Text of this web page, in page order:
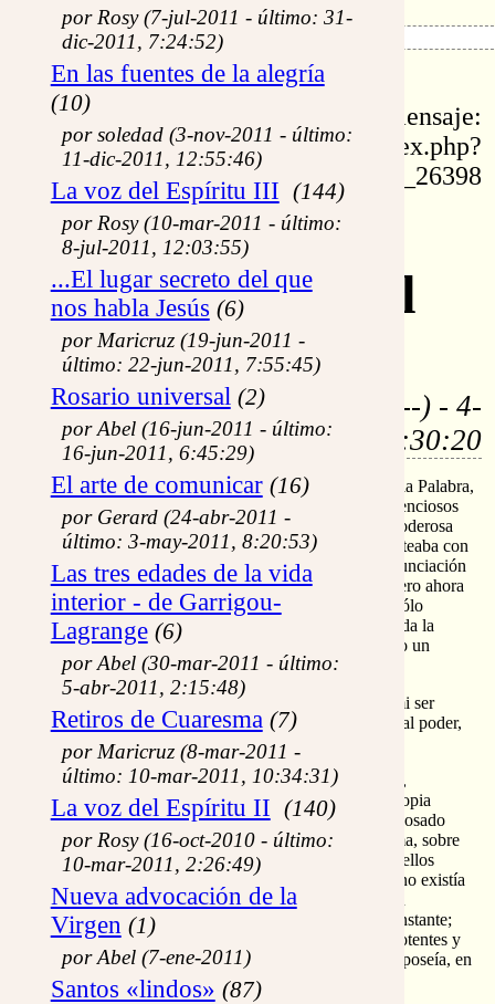
por Rosy (7-jul-2011 - último: 31-
dic-2011, 7:24:52)
En las fuentes de la alegría
(10)
por soledad (3-nov-2011 - último:
11-dic-2011, 12:55:46)
La voz del Espíritu III (144)
por Rosy (10-mar-2011 - último:
8-jul-2011, 12:03:55)
...El lugar secreto del que
nos habla Jesús (6)
por Maricruz (19-jun-2011 -
último: 22-jun-2011, 7:55:45)
Rosario universal (2)
por Abel (16-jun-2011 - último:
16-jun-2011, 6:45:29)
El arte de comunicar (16)
por Gerard (24-abr-2011 -
último: 3-may-2011, 8:20:53)
Las tres edades de la vida
interior - de Garrigou-
Lagrange (6)
por Abel (30-mar-2011 - último:
5-abr-2011, 2:15:48)
Retiros de Cuaresma (7)
por Maricruz (8-mar-2011 -
último: 10-mar-2011, 10:34:31)
La voz del Espíritu II (140)
por Rosy (16-oct-2010 - último:
10-mar-2011, 2:26:49)
Nueva advocación de la
Virgen (1)
por Abel (7-ene-2011)
Santos «lindos» (87)
id: 26398
permalink de este mensaje:
https://www.eltestigofiel.org/index.php?
idu=fr_26398
Re: La
Encarnación del
Verbo
por:Jordi (219.115.231.---) - 4-
abr-2006, 6:30:20
"Yo el amado..." Amado de María, la enamorada de la Palabra,
que noche y día en su carazón la aposentaba, con silenciosos
labios la repetía, mientras se iba configurando a su poderosa
belleza por momentos. Ya desde sus principios jugueteaba con
la Eterna Palabra y vestía sus delícias. Pero en la Anunciación
algo nuevo había pasado. Era bella como siempre, pero ahora
destellaba un poderío que no nos era conocido. No sólo
acariciaba la Palabra: Con sólo el destello de su mirada la
derramaba y repartía a su alrededor sin medida, como un
sembrador.
Corto había resultado el camino en su compañía, y mi ser
entero reposaba bajo la caricia de su inmenso maternal poder,
recién estrenado.
Era Madre, ¿quién lo podía dudar? Sin repugnancias,
admiraciones, avisos o severidades, como si de su propia
persona se tratara, su penetrante mirada ya se había posado
suavemente por todos los rincones oscuros de mi alma, sobre
aquellas heridas y soledades que yo más rehuía. Aquellos
secretos que me ahogaban de por vida, para los que no existía
esperanza de cura ni alivio; en su presencia quedaron
desposeídos de todo su veneno y osadía en un sólo instante;
algo así como el parecido de aquellos demonios impotentes y
avergonzados mirando la mano de Jesús, que los desposeía, en
los dibujos de mi devocionario de la infancia.